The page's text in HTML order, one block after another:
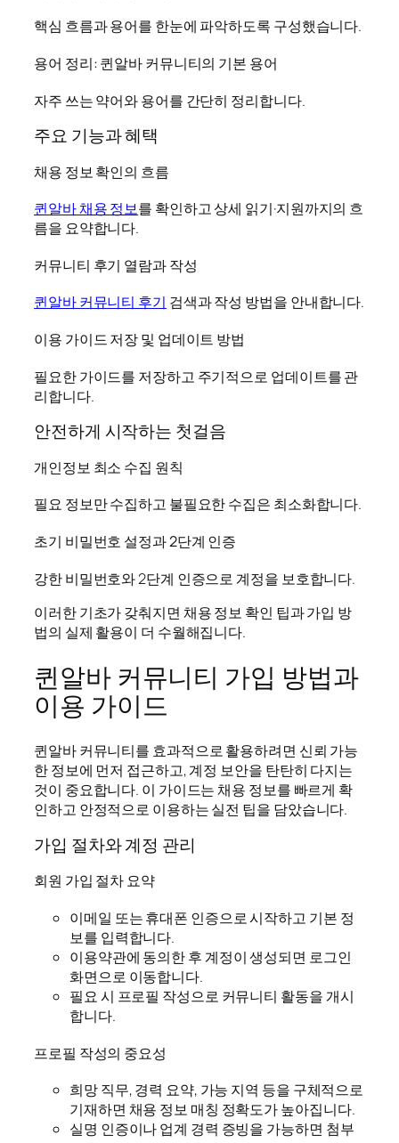
핵심 흐름과 용어를 한눈에 파악하도록 구성했습니다.
용어 정리: 퀸알바 커뮤니티의 기본 용어
자주 쓰는 약어와 용어를 간단히 정리합니다.
주요 기능과 혜택
채용 정보 확인의 흐름
퀸알바 채용 정보를 확인하고 상세 읽기·지원까지의 흐
름을 요약합니다.
커뮤니티 후기 열람과 작성
퀸알바 커뮤니티 후기 검색과 작성 방법을 안내합니다.
이용 가이드 저장 및 업데이트 방법
필요한 가이드를 저장하고 주기적으로 업데이트를 관
리합니다.
안전하게 시작하는 첫걸음
개인정보 최소 수집 원칙
필요 정보만 수집하고 불필요한 수집은 최소화합니다.
초기 비밀번호 설정과 2단계 인증
강한 비밀번호와 2단계 인증으로 계정을 보호합니다.
이러한 기초가 갖춰지면 채용 정보 확인 팁과 가입 방
법의 실제 활용이 더 수월해집니다.
퀸알바 커뮤니티 가입 방법과
이용 가이드
퀸알바 커뮤니티를 효과적으로 활용하려면 신뢰 가능
한 정보에 먼저 접근하고, 계정 보안을 탄탄히 다지는
것이 중요합니다. 이 가이드는 채용 정보를 빠르게 확
인하고 안정적으로 이용하는 실전 팁을 담았습니다.
가입 절차와 계정 관리
회원 가입 절차 요약
이메일 또는 휴대폰 인증으로 시작하고 기본 정
보를 입력합니다.
이용약관에 동의한 후 계정이 생성되면 로그인
화면으로 이동합니다.
필요 시 프로필 작성으로 커뮤니티 활동을 개시
합니다.
프로필 작성의 중요성
희망 직무, 경력 요약, 가능 지역 등을 구체적으로
기재하면 채용 정보 매칭 정확도가 높아집니다.
실명 인증이나 업계 경력 증빙을 가능하면 첨부